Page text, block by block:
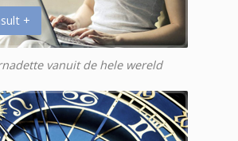
+
vanuit de hele wereld